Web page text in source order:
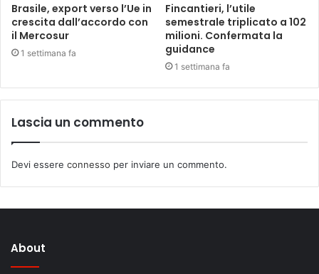
Brasile, export verso l’Ue in
crescita dall’accordo con
il Mercosur
1 settimana fa
Fincantieri, l’utile
semestrale triplicato a 102
milioni. Confermata la
guidance
1 settimana fa
Lascia un commento
Devi essere connesso per inviare un commento.
About